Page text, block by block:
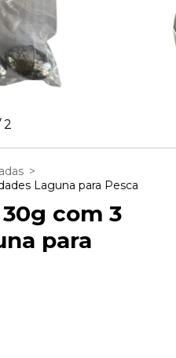
2
>
Laguna para Pesca
com 3
para